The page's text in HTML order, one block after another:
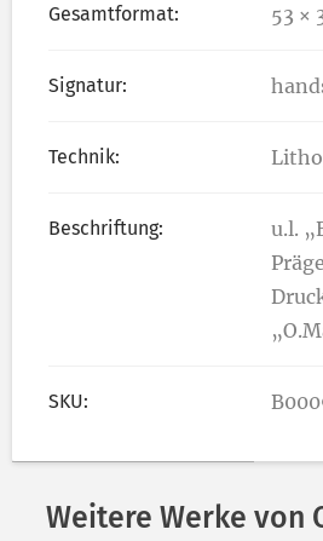
Gesamtformat: 53 ×
Signatur:
Technik:
Beschriftung:
u.l.
SKU:
Weitere Werke von